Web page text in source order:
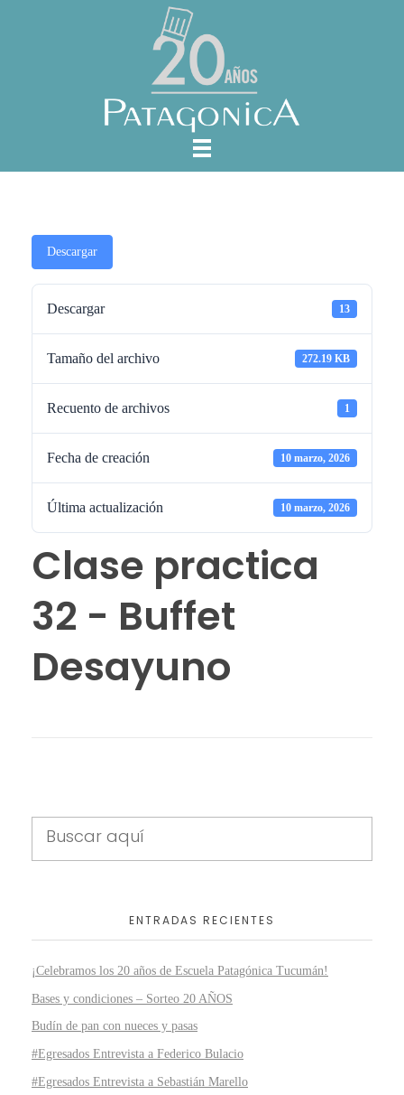
Descargar
Descargar 13
Tamaño del archivo 272.19 KB
Recuento de archivos 1
Fecha de creación 10 marzo, 2026
Última actualización 10 marzo, 2026
Clase practica
32 - Buffet
Desayuno
ENTRADAS RECIENTES
¡Celebramos los 20 años de Escuela Patagónica Tucumán!
Bases y condiciones – Sorteo 20 AÑOS
Budín de pan con nueces y pasas
#Egresados Entrevista a Federico Bulacio
#Egresados Entrevista a Sebastián Marello